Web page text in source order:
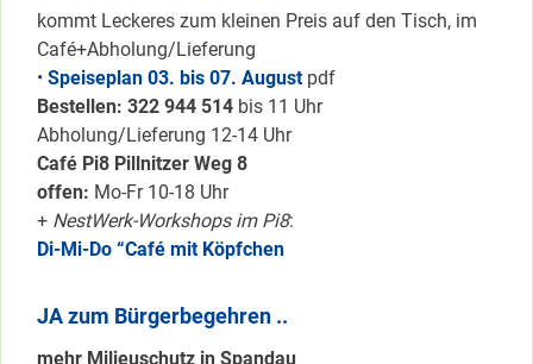
kommt Leckeres zum kleinen Preis auf den Tisch, im
Café+Abholung/Lieferung
• Speiseplan 03. bis 07. August pdf
Bestellen: 322 944 514 bis 11 Uhr
Abholung/Lieferung 12-14 Uhr
Café Pi8 Pillnitzer Weg 8
offen: Mo-Fr 10-18 Uhr
+ NestWerk-Workshops im Pi8:
Di-Mi-Do “Café mit Köpfchen
JA zum Bürgerbegehren ..
mehr Milieuschutz in Spandau